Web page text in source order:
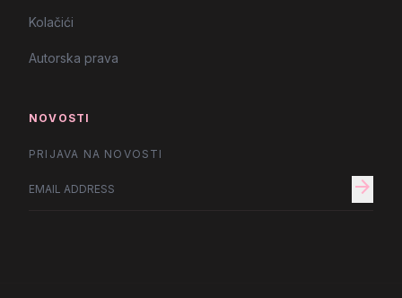
Kolačići
Autorska prava
NOVOSTI
PRIJAVA NA NOVOSTI
arrow_forward